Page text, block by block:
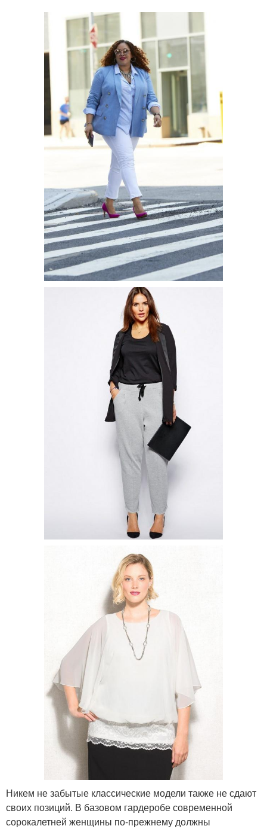
Никем не забытые классические модели также не сдают
своих позиций. В базовом гардеробе современной
сорокалетней женщины по-прежнему должны